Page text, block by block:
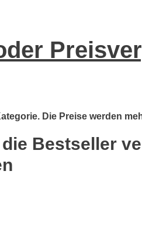
Die Preise werden
Bestseller